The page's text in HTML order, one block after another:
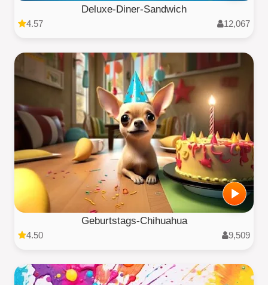
Deluxe-Diner-Sandwich
4.57 12,067
Geburtstags-Chihuahua
4.50 9,509